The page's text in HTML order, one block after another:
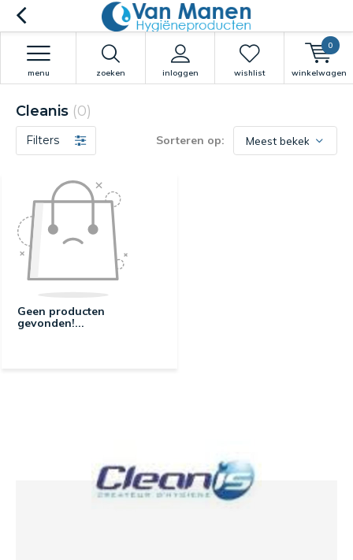
zoeken inloggen
menu wishlist winkelwagen
0
Cleanis (0)
Filters Sorteren op:
Geen producten
gevonden!...